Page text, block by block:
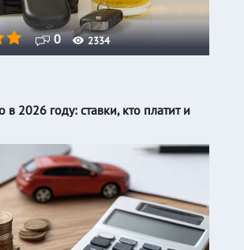
0 2334
в 2026 году: ставки, кто платит и